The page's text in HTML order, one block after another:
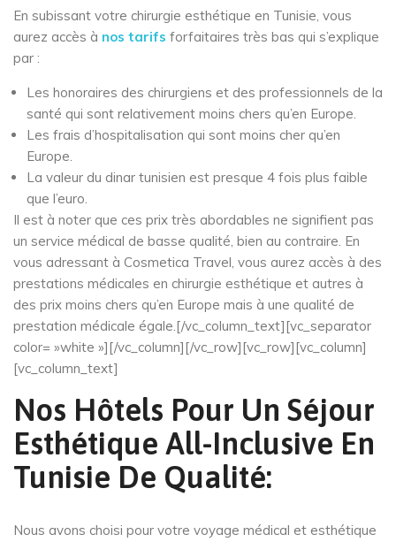
En subissant votre chirurgie esthétique en Tunisie, vous
aurez accès à nos tarifs forfaitaires très bas qui s’explique
par :
Les honoraires des chirurgiens et des professionnels de la
santé qui sont relativement moins chers qu’en Europe.
Les frais d’hospitalisation qui sont moins cher qu’en
Europe.
La valeur du dinar tunisien est presque 4 fois plus faible
que l’euro.
Il est à noter que ces prix très abordables ne signifient pas
un service médical de basse qualité, bien au contraire. En
vous adressant à Cosmetica Travel, vous aurez accès à des
prestations médicales en chirurgie esthétique et autres à
des prix moins chers qu’en Europe mais à une qualité de
prestation médicale égale.[/vc_column_text][vc_separator
color= »white »][/vc_column][/vc_row][vc_row][vc_column]
[vc_column_text]
Nos Hôtels Pour Un Séjour
Esthétique All-Inclusive En
Tunisie De Qualité:
Nous avons choisi pour votre voyage médical et esthétique